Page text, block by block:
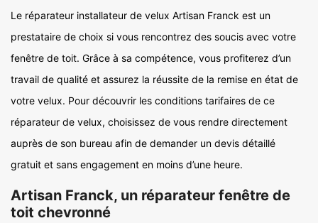
Le réparateur installateur de velux Artisan Franck est un
prestataire de choix si vous rencontrez des soucis avec votre
fenêtre de toit. Grâce à sa compétence, vous profiterez d’un
travail de qualité et assurez la réussite de la remise en état de
votre velux. Pour découvrir les conditions tarifaires de ce
réparateur de velux, choisissez de vous rendre directement
auprès de son bureau afin de demander un devis détaillé
gratuit et sans engagement en moins d’une heure.
Artisan Franck, un réparateur fenêtre de
toit chevronné